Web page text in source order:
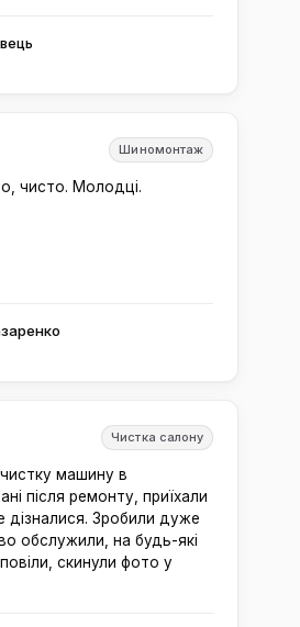
Шиномонтаж
чисто. Молодці.
Чистка салону
машину в
після ремонту, приїхали
дізналися. Зробили дуже
обслужили, на будь-які
скинули фото у